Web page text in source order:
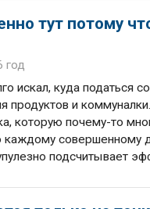
тут потому
год
искал, куда
продуктов и
которую почему-то
каждому совершенному
подсчитывает